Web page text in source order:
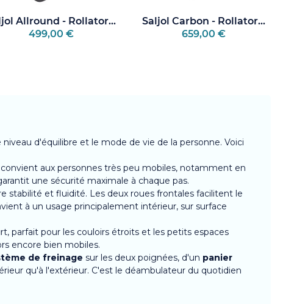
Allround - Rollator...
499,00 €
Saljol Carbon - Rollator...
659,00 €
d'équilibre et le mode de vie de la personne. Voici
aux personnes très peu mobiles, notamment en
une sécurité maximale à chaque pas.
stabilité et fluidité. Les deux roues frontales facilitent le
à un usage principalement intérieur, sur surface
parfait pour les couloirs étroits et les petits espaces
encore bien mobiles.
de freinage sur les deux poignées, d'un panier
qu'à l'extérieur. C'est le déambulateur du quotidien